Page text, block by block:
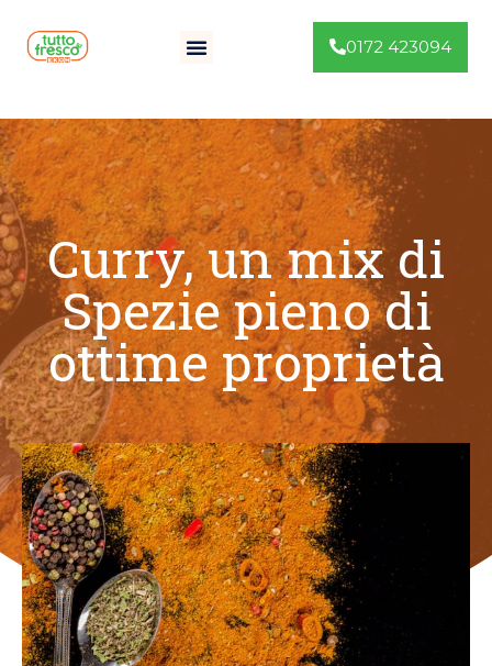
0172 423094
Curry, un mix di
Spezie pieno di
ottime proprietà